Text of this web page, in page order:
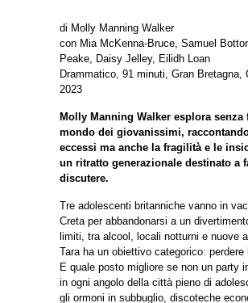
di Molly Manning Walker
con Mia McKenna-Bruce, Samuel
Peake, Daisy Jelley, Eilidh Loan
Drammatico, 91 minuti, Gran Bretagna,
2023
Molly Manning Walker esplora senza
mondo dei giovanissimi,
eccessi ma anche la fragilità e le
un ritratto generazionale destinato a
discutere.
Tre adolescenti britanniche vanno in
Creta per abbandonarsi a un
limiti, tra alcool, locali notturni e nuove
Tara ha un obiettivo categorico: perdere
E quale posto migliore se non un party
in ogni angolo della città pieno di
gli ormoni in subbuglio, discoteche